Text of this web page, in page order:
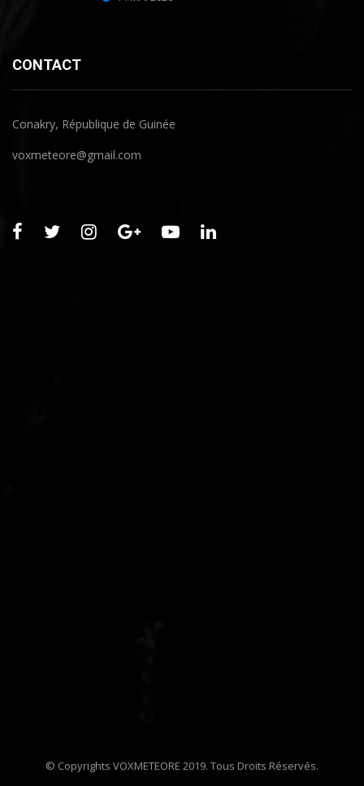
CONTACT
Conakry, République de Guinée
voxmeteore@gmail.com
© Copyrights VOXMETEORE 2019. Tous Droits Réservés.